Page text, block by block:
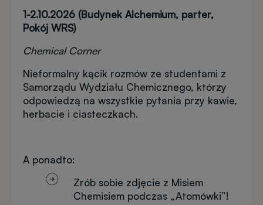
1-2.10.2026 (Budynek Alchemium, parter,
Pokój WRS)
Chemical Corner
Nieformalny kącik rozmów ze studentami z
Samorządu Wydziału Chemicznego, którzy
odpowiedzą na wszystkie pytania przy kawie,
herbacie i ciasteczkach.
A ponadto:
Zrób sobie zdjęcie z Misiem
Chemisiem podczas „Atomówki”!